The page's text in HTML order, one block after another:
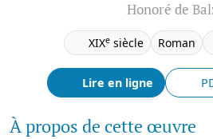
Honoré de
XIXesiècle Roman
Lire en ligne
À propos de cette œuvre